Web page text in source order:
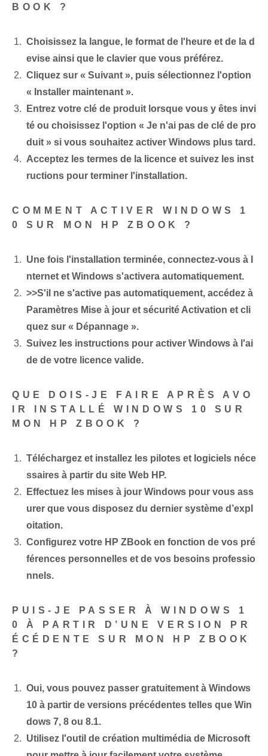
BOOK ?
Choisissez la langue, le format de l'heure et de la d
evise ainsi que le clavier que vous préférez.
Cliquez sur « Suivant », puis sélectionnez l'option
« Installer maintenant ».
Entrez votre clé de produit lorsque vous y êtes invi
té ou choisissez l'option « Je n'ai pas de clé de pro
duit » si vous souhaitez activer Windows plus tard.
Acceptez les termes de la licence et suivez les inst
ructions pour terminer l'installation.
COMMENT ACTIVER WINDOWS 1
0 SUR MON HP ZBOOK ?
Une fois l'installation terminée, connectez-vous à I
nternet et Windows s'activera automatiquement.
>>S'il ne s'active pas automatiquement, accédez à
Paramètres Mise à jour et sécurité Activation et cli
quez sur « Dépannage ».
Suivez les instructions pour activer Windows à l'ai
de de votre licence valide.
QUE DOIS-JE FAIRE APRÈS AVO
IR INSTALLÉ WINDOWS 10 SUR
MON HP ZBOOK ?
Téléchargez et installez les pilotes et logiciels néce
ssaires à partir du site Web HP.
Effectuez les mises à jour Windows pour vous ass
urer que vous disposez du dernier système d’expl
oitation.
Configurez votre HP ZBook en fonction de vos pré
férences personnelles et de vos besoins professio
nnels.
PUIS-JE PASSER À WINDOWS 1
0 À PARTIR D’UNE VERSION PR
ÉCÉDENTE SUR MON HP ZBOOK
?
Oui, vous pouvez passer gratuitement à Windows
10 à partir de versions précédentes telles que Win
dows 7, 8 ou 8.1.
Utilisez l'outil de création multimédia de Microsoft